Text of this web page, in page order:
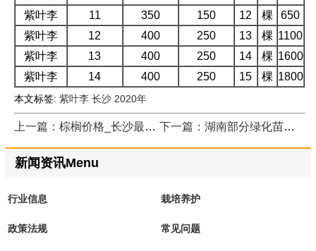
紫叶李
11 350 150 12 棵
650
紫叶李
12 400 250 13 棵 1100
紫叶李
13 400 250 14 棵 1600
紫叶李
14 400 250 15 棵 1800
本文标签: 紫叶李 长沙 2020年
上一篇：棕榈价格_长沙最新报价 下一篇：湖南部分绿化苗木价格表
新闻资讯Menu
行业信息 栽培养护
政策法规 常见问题